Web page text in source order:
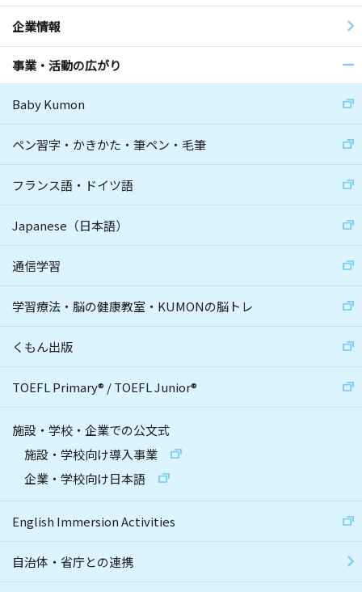
企業情報
事業・活動の広がり
Baby Kumon
ペン習字・かきかた・筆ペン・毛筆
フランス語・ドイツ語
Japanese（日本語）
通信学習
学習療法・脳の健康教室・KUMONの脳トレ
くもん出版
TOEFL Primary® /TOEFL Junior®
施設・学校・企業での公文式
施設・学校向け導入事業
企業・学校向け日本語
English Immersion Activities
自治体・省庁との連携